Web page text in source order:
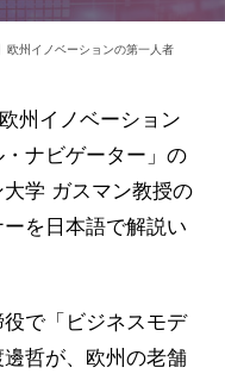
欧州イノベーションの第一人者
州イノベーション
ナビゲーター」の
学 ガスマン教授の
を日本語で解説い
で「ビジネスモデ
哲が、欧州の老舗